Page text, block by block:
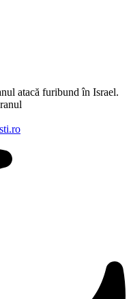
atacă furibund în Israel.